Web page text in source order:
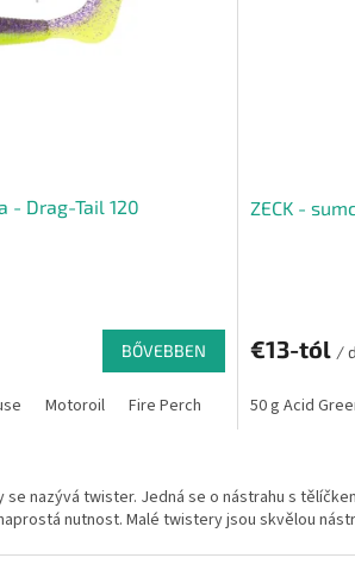
- Drag-Tail 120
BŐVEBBEN
Motoroil Fire Perch Acid Green
ZECK -
€13-tól /
50 g Acid
nazývá twister. Jedná se o nástrahu s
nutnost. Malé twistery jsou skvělou